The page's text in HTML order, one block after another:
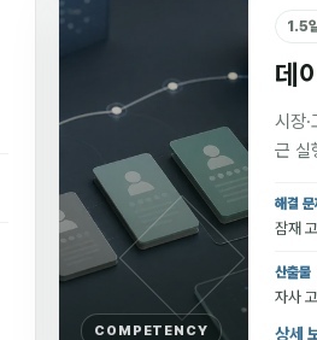
COMPETENCY
1.5
데
시장
근 실
해결 문
잠재
산출물
자사
상세